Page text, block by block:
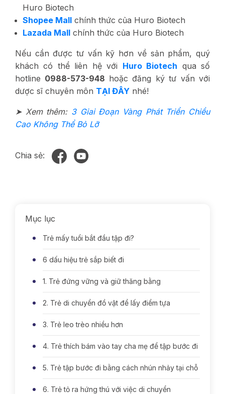
Huro Biotech
Shopee Mall chính thức của Huro Biotech
Lazada Mall chính thức của Huro Biotech
Nếu cần được tư vấn kỹ hơn về sản phẩm, quý
khách có thể liên hệ với Huro Biotech qua số
hotline 0988-573-948 hoặc đăng ký tư vấn với
dược sĩ chuyên môn TẠI ĐÂY nhé!
➤ Xem thêm: 3 Giai Đoạn Vàng Phát Triển Chiều
Cao Không Thể Bỏ Lỡ
Chia sẻ:
Mục lục
Trẻ mấy tuổi bắt đầu tập đi?
6 dấu hiệu trẻ sắp biết đi
1. Trẻ đứng vững và giữ thăng bằng
2. Trẻ di chuyển đồ vật để lấy điểm tựa
3. Trẻ leo trèo nhiều hơn
4. Trẻ thích bám vào tay cha mẹ để tập bước đi
5. Trẻ tập bước đi bằng cách nhún nhảy tại chỗ
6. Trẻ tỏ ra hứng thú với việc di chuyển